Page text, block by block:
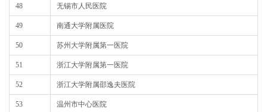
48 无锡市人民医院
49 南通大学附属医院
50 苏州大学附属第一医院
51 浙江大学附属第一医院
52 浙江大学附属邵逸夫医院
53 温州市中心医院